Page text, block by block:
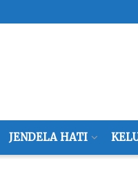
JENDELA HATI